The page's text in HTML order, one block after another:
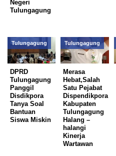
Negeri
Tulungagung
Tulungagung
DPRD
Tulungagung
Panggil
Disdikpora
Tanya Soal
Bantuan
Siswa Miskin
Tulungagung
Merasa
Hebat,Salah
Satu Pejabat
Dispendikpora
Kabupaten
Tulungagung
Halang –
halangi
Kinerja
Wartawan